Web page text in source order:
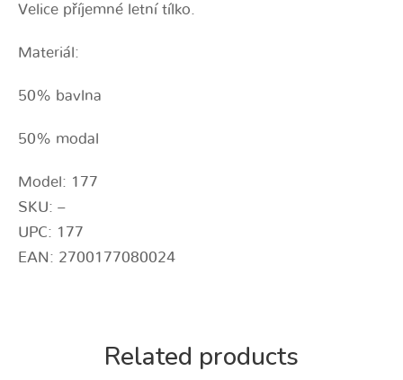
Velice příjemné letní tílko.
Materiál:
50% bavlna
50% modal
Model: 177
SKU: –
UPC: 177
EAN: 2700177080024
Related products